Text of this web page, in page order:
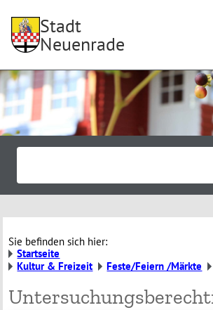
Stadt
Neuenrade
Sie befinden sich hier:
Startseite
Kultur & Freizeit
Feste/Feiern /Märkte